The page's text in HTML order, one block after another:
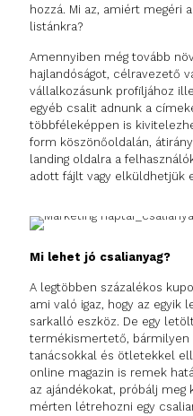
hozzá. Mi az, amiért megéri
listánkra?
Amennyiben még tovább
hajlandóságot, célravezető
vállalkozásunk profiljához
egyéb csalit adnunk a
többféleképpen is
form köszönőoldalán,
landing oldalra a
adott fájlt vagy elküldhetjük
Mi lehet jó csalianyag?
A legtöbben százalékos
ami való igaz, hogy az egyik
sarkalló eszköz. De egy
termékismertető, bármilyen
tanácsokkal és ötletekkel
online magazin is remek
az ajándékokat, próbálj meg
mérten létrehozni egy